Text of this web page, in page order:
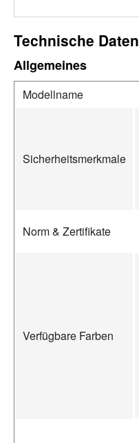
Technische Daten
Allgemeines
Modellname
Sicherheitsmerkmale
Norm & Zertifikate
Verfügbare Farben